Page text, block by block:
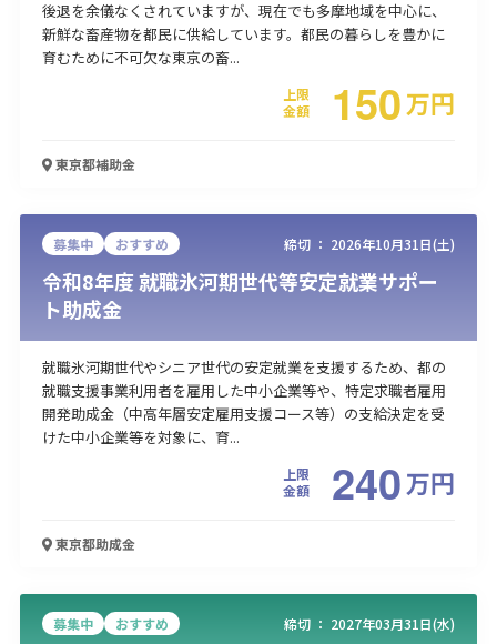
後退を余儀なくされていますが、現在でも多摩地域を中心に、
新鮮な畜産物を都民に供給しています。都民の暮らしを豊かに
育むために不可欠な東京の畜...
上限
金額
150万円
東京都補助金
募集中 おすすめ 締切 ： 2026年10月31日(土)
令和8年度 就職氷河期世代等安定就業サポー
ト助成金
就職氷河期世代やシニア世代の安定就業を支援するため、都の
就職支援事業利用者を雇用した中小企業等や、特定求職者雇用
開発助成金（中高年層安定雇用支援コース等）の支給決定を受
けた中小企業等を対象に、育...
上限
金額
240万円
東京都助成金
募集中 おすすめ 締切 ： 2027年03月31日(水)